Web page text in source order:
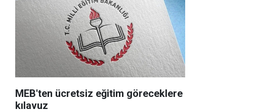
MEB'ten ücretsiz eğitim göreceklere
kılavuz